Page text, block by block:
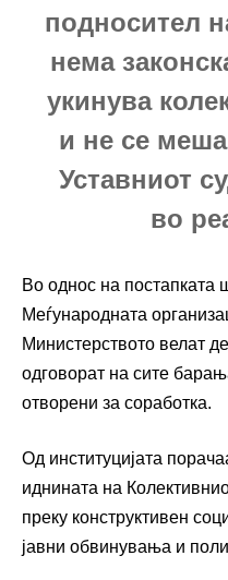
подносител
нема
укинува
и не се
Уставниот
во
Во однос на постапката
Меѓународната
Министерството велат
одговорат на сите
отворени за соработка.
Од институцијата
иднината на
преку конструктивен
јавни обвинувања и